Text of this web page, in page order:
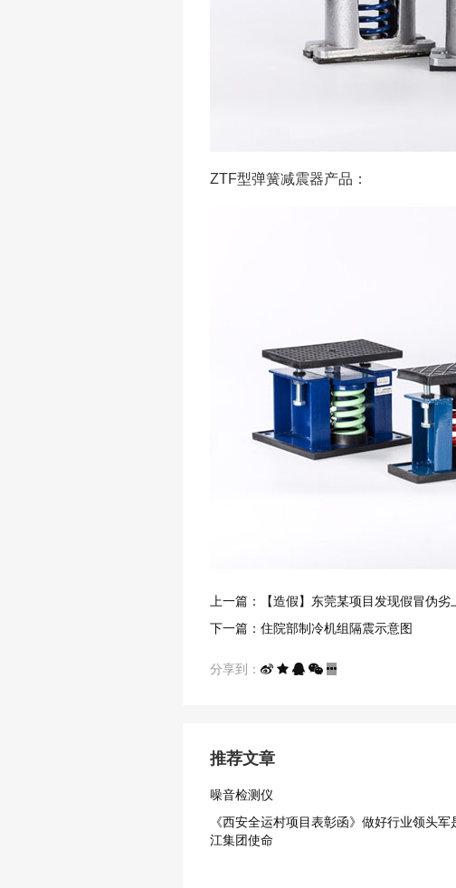
ZTF型弹簧减震器产品：
上一篇：【造假】东莞某项目发现假冒伪
下一篇：住院部制冷机组隔震示意图
分享到：
推荐文章
噪音检测仪
《西安全运村项目表彰函》做好行业领头军
江集团使命